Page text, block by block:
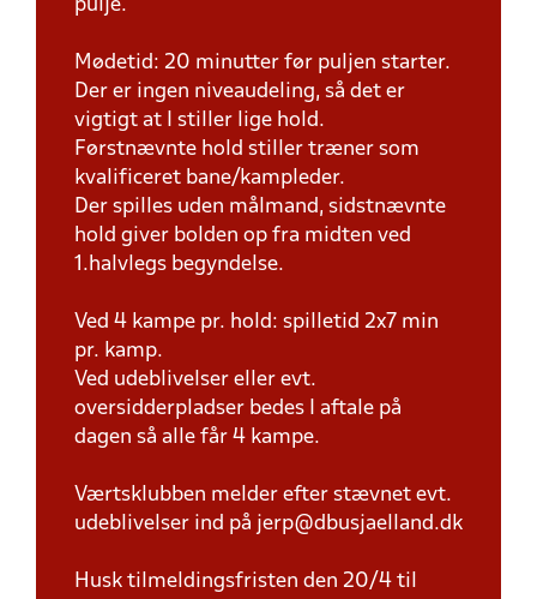
pulje.
Mødetid: 20 minutter før puljen starter.
Der er ingen niveaudeling, så det er
vigtigt at I stiller lige hold.
Førstnævnte hold stiller træner som
kvalificeret bane/kampleder.
Der spilles uden målmand, sidstnævnte
hold giver bolden op fra midten ved
1.halvlegs begyndelse.
Ved 4 kampe pr. hold: spilletid 2x7 min
pr. kamp.
Ved udeblivelser eller evt.
oversidderpladser bedes I aftale på
dagen så alle får 4 kampe.
Værtsklubben melder efter stævnet evt.
udeblivelser ind på jerp@dbusjaelland.dk
Husk tilmeldingsfristen den 20/4 til